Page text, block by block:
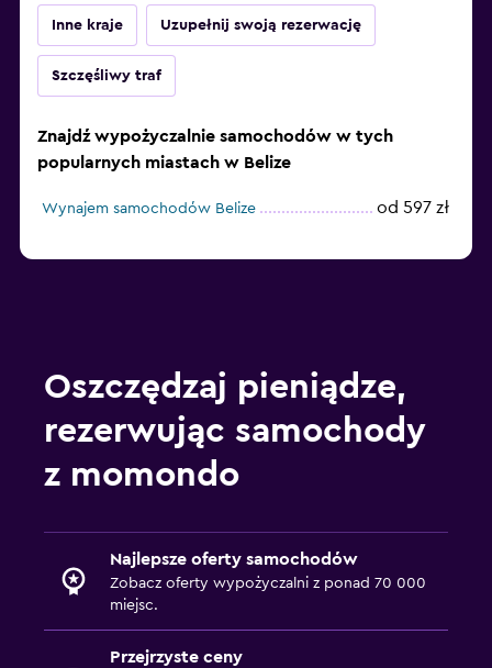
Inne kraje Uzupełnij swoją rezerwację
Szczęśliwy traf
Znajdź wypożyczalnie samochodów w tych
popularnych miastach w Belize
Wynajem samochodów Belize od 597 zł
Oszczędzaj pieniądze,
rezerwując samochody
z momondo
Najlepsze oferty samochodów
Zobacz oferty wypożyczalni z ponad 70 000
miejsc.
Przejrzyste ceny